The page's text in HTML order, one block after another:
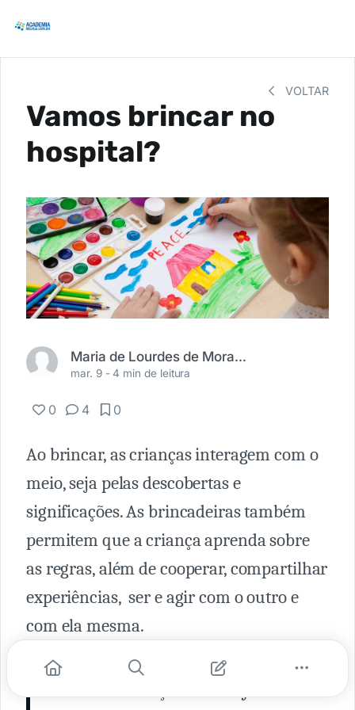
VOLTAR
Vamos brincar no
hospital?
Maria de Lourdes de Moraes Pezzuol
mar. 9 -4 min de leitura
0 4 0
Ao brincar, as crianças interagem com o
meio, seja pelas descobertas e
significações. As brincadeiras também
permitem que a criança aprenda sobre
as regras, além de cooperar, compartilhar
experiências, ser e agir com o outro e
com ela mesma.
“Por que brincar no hospital? Para